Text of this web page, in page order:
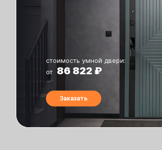
стоимость умной двери:
от 86 822 ₽
Заказать